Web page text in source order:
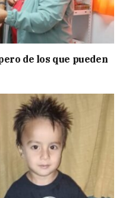
de los que pueden